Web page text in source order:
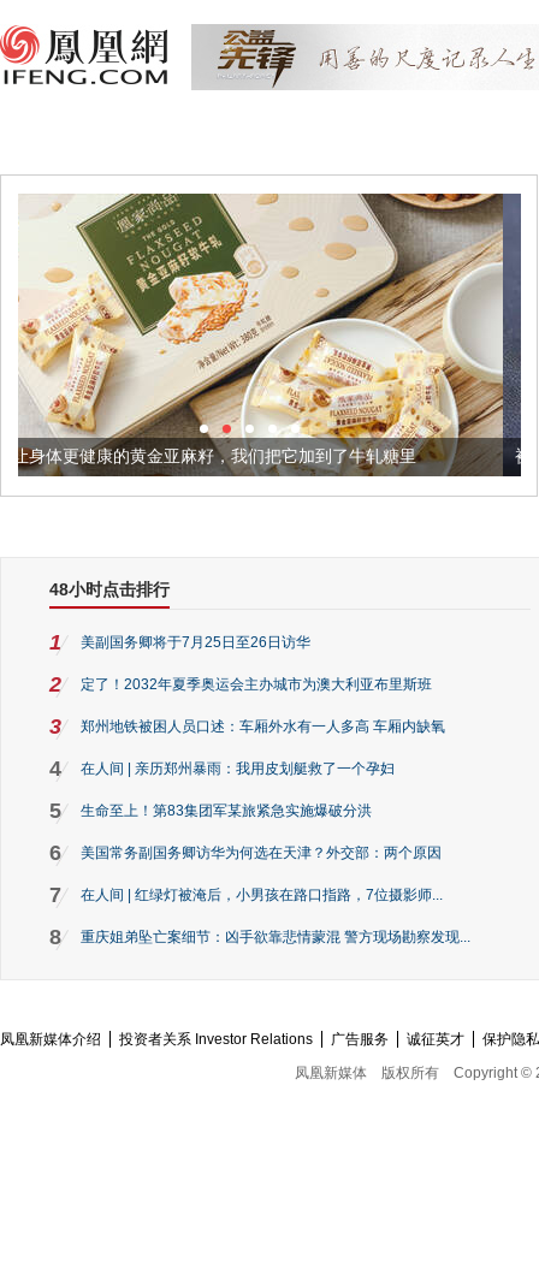
麻籽，我们把它加到了牛轧糖里 被列入佛家七宝的它到
48小时点击排行
1 美副国务卿将于7月25日至26日访华
2 定了！2032年夏季奥运会主办城市为澳大利亚布里斯班
3 郑州地铁被困人员口述：车厢外水有一人多高 车厢内缺氧
4 在人间 | 亲历郑州暴雨：我用皮划艇救了一个孕妇
5 生命至上！第83集团军某旅紧急实施爆破分洪
6 美国常务副国务卿访华为何选在天津？外交部：两个原因
7 在人间 | 红绿灯被淹后，小男孩在路口指路，7位摄影师...
8 重庆姐弟坠亡案细节：凶手欲靠悲情蒙混 警方现场勘察发现...
凤凰新媒体介绍 投资者关系 Investor Relations 广告服务 诚征英才
保护隐
凤凰新媒体
版权所有 Copyright ©